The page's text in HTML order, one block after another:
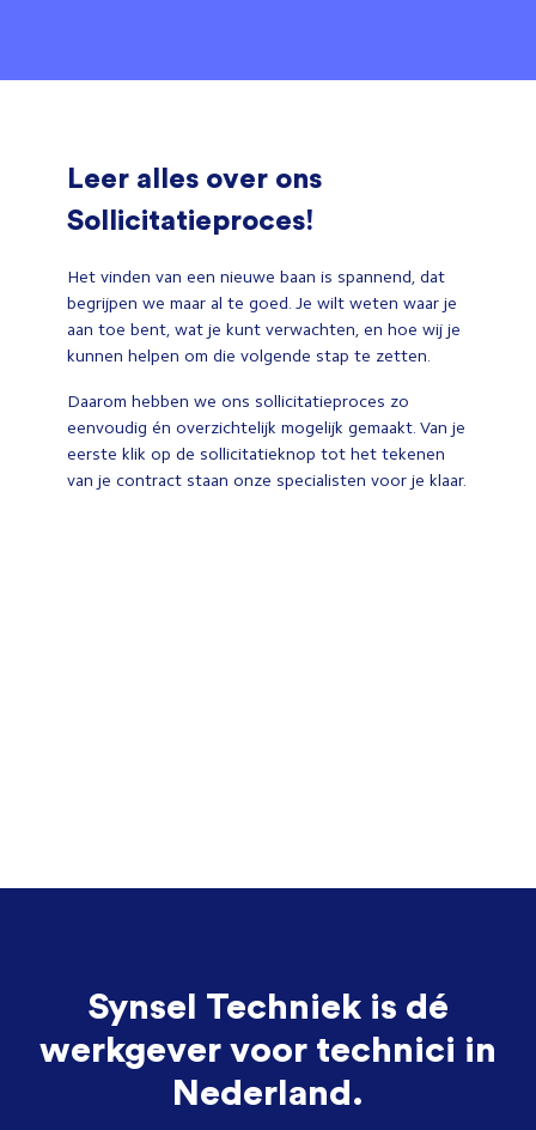
Leer alles over ons
Sollicitatieproces!
Het vinden van een nieuwe baan is spannend, dat
begrijpen we maar al te goed. Je wilt weten waar je
aan toe bent, wat je kunt verwachten, en hoe wij je
kunnen helpen om die volgende stap te zetten.
Daarom hebben we ons sollicitatieproces zo
eenvoudig én overzichtelijk mogelijk gemaakt. Van je
eerste klik op de sollicitatieknop tot het tekenen
van je contract staan onze specialisten voor je klaar.
Synsel Techniek is dé
werkgever voor technici in
Nederland.